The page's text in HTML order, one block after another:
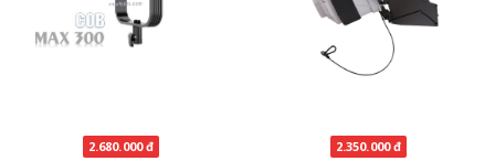
2.680.000 đ 2.350.000 đ